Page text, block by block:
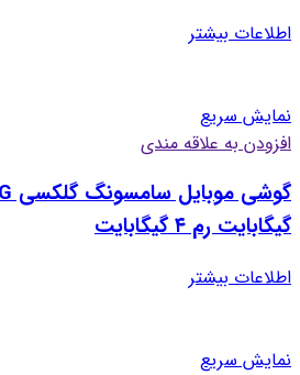
اطلاعات بیشتر
نمایش سریع
افزودن به علاقه مندی
گیگابایت رم ۴ گیگابایت
اطلاعات بیشتر
نمایش سریع